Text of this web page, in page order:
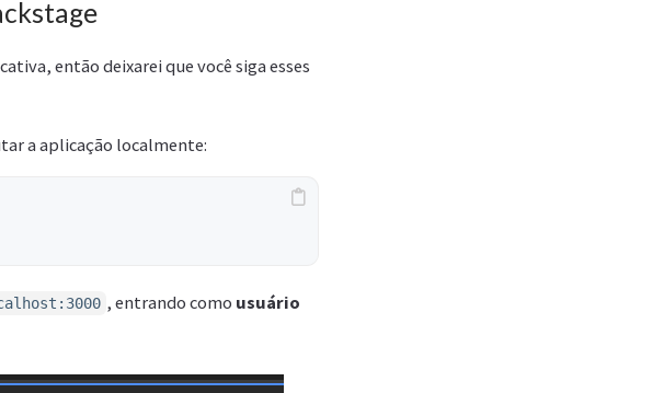
então deixarei que você siga esses
a aplicação localmente:
, entrando como usuário